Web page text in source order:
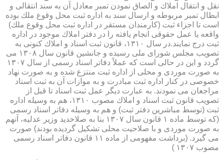
نقل و انتقال املاك و الصاق نمودن تمبر معادل آن به سند انتقالی و
ابطال تمبر مربوطه و ارسال سند به اداره ثبت محل وقوع ملك بوده
است تا اجزاء ثبت (كارمندان مستقر در اداره ثبت محل وقوع ملك)
واقعه یا عمل حقوقی انجام یافته را در دفتر املاك موجود در اداره
ثبت درج نمایند.در سال ۱۳۱۰، قانون ثبت اسناد و املاك كنونی به
تصویب مجلس شورای ملی رسیده و جانشین قانون سال ۱۳۰۸ می
گردد و این در حالی است كه عملاً دفاتر اسناد رسمی از سال ۱۳۰۷
به صورت موردی و محلی از اداره ثبت منتزع شده و به صورت نهاد
خصوصی در كنار اداره ثبت مبادرت و به موازات آن به ثبت اسناد
مراجعان می نمودند. به عبارت دیگر عمل ثبت اسناد تا قبل از
تصویب قانون ثبت اسناد و املاك مصوب ۱۳۱۰، هم به وسیله اداره
ثبت (توسط مباشرین دفتر ثبت) و هم به وسیله دفاتر اسناد رسمی
(كه توسط ماده ۱ قانون سال ۱۳۰۷ بنا به صلاحدید وزیر عدلیه، آنهم
به صورت موردی و با صلاحیت محلی تشكیل گردیده بودند) صورت
می گیرد. (برداشت مفهومی از ماده ۱۱ قانون دفاتر اسناد رسمی
مصوب ۱۳۰۷ )